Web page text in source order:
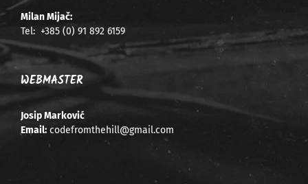
Milan Mijač:
Tel: +385 (0) 91 892 6159
WEBMASTER
Josip Marković
Email: codefromthehill@gmail.com